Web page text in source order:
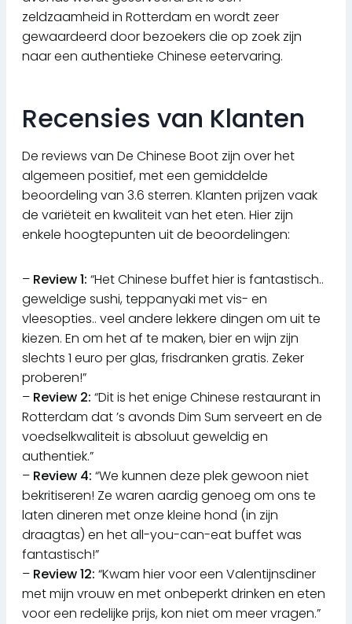
zeldzaamheid in Rotterdam en wordt zeer
gewaardeerd door bezoekers die op zoek zijn
naar een authentieke Chinese eetervaring.
Recensies van Klanten
De reviews van De Chinese Boot zijn over het
algemeen positief, met een gemiddelde
beoordeling van 3.6 sterren. Klanten prijzen vaak
de variëteit en kwaliteit van het eten. Hier zijn
enkele hoogtepunten uit de beoordelingen:
– Review 1: “Het Chinese buffet hier is fantastisch..
geweldige sushi, teppanyaki met vis- en
vleesopties.. veel andere lekkere dingen om uit te
kiezen. En om het af te maken, bier en wijn zijn
slechts 1 euro per glas, frisdranken gratis. Zeker
proberen!”
– Review 2: “Dit is het enige Chinese restaurant in
Rotterdam dat ’s avonds Dim Sum serveert en de
voedselkwaliteit is absoluut geweldig en
authentiek.”
– Review 4: “We kunnen deze plek gewoon niet
bekritiseren! Ze waren aardig genoeg om ons te
laten dineren met onze kleine hond (in zijn
draagtas) en het all-you-can-eat buffet was
fantastisch!”
– Review 12: “Kwam hier voor een Valentijnsdiner
met mijn vrouw en met onbeperkt drinken en eten
voor een redelijke prijs, kon niet om meer vragen.”